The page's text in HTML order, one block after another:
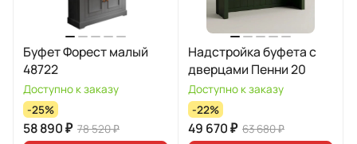
Буфет Форест малый
48722
Доступно к заказу
-25%
58 890 ₽ 78 520 ₽
Надстройка буфета с
дверцами Пенни 20
Доступно к заказу
-22%
49 670 ₽ 63 680 ₽